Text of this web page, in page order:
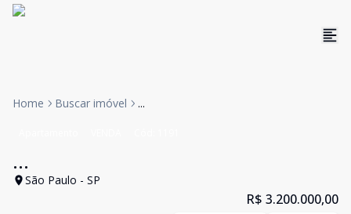
Home Buscar imóvel ...
...
São Paulo - SP
R$ 3.200.000,00